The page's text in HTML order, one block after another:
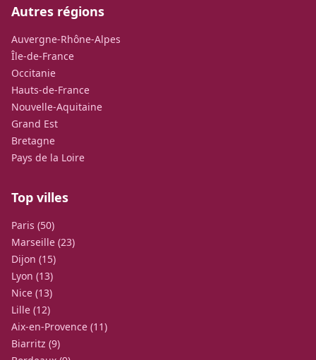
Autres régions
Auvergne-Rhône-Alpes
Île-de-France
Occitanie
Hauts-de-France
Nouvelle-Aquitaine
Grand Est
Bretagne
Pays de la Loire
Top villes
Paris (50)
Marseille (23)
Dijon (15)
Lyon (13)
Nice (13)
Lille (12)
Aix-en-Provence (11)
Biarritz (9)